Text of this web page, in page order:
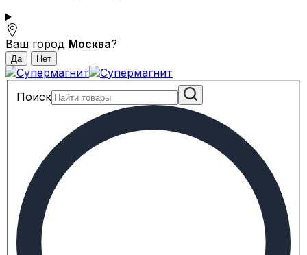
Ваш город Москва?
Поиск